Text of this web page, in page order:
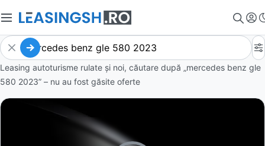
Leasing autoturisme rulate și noi, căutare după „mercedes benz gle
580 2023” – nu au fost găsite oferte